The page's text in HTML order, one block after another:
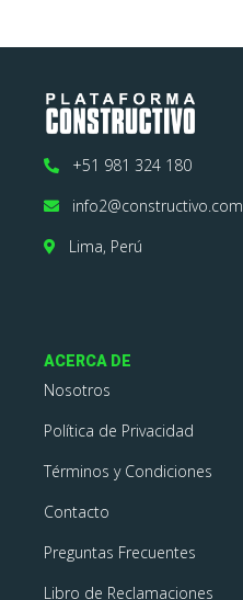
+51 981 324 180
info2@constructivo.com
Lima, Perú
ACERCA DE
Nosotros
Política de Privacidad
Términos y Condiciones
Contacto
Preguntas Frecuentes
Libro de Reclamaciones